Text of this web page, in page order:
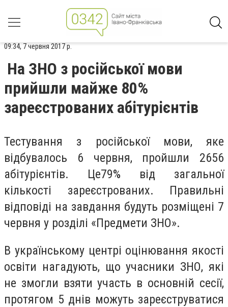
09:34, 7 червня 2017 р.
На ЗНО з російської мови
прийшли майже 80%
зареєстрованих абітурієнтів
Тестування з російської мови, яке
відбувалось 6 червня, пройшли 2656
абітурієнтів. Це79% від загальної
кількості зареєстрованих. Правильні
відповіді на завдання будуть розміщені 7
червня у розділі «Предмети ЗНО».
В українському центрі оцінювання якості
освіти нагадують, що учасники ЗНО, які
не змогли взяти участь в основній сесії,
протягом 5 днів можуть зареєструватися